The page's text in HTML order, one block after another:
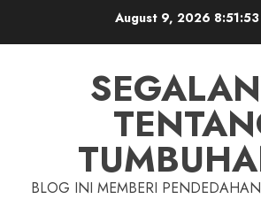
August 9, 2026
BLOG INI MEMBERI